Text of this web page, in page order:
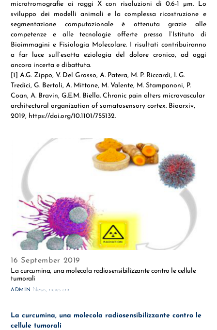
microtromografie ai raggi X con risoluzioni di 0.6-1 µm. Lo
sviluppo dei modelli animali e la complessa ricostruzione e
segmentazione computazionale è ottenuta grazie alle
competenze e alle tecnologie offerte presso l’Istituto di
Bioimmagini e Fisiologia Molecolare. I risultati contribuiranno
a far luce sull’esatta eziologia del dolore cronico, ad oggi
ancora incerta e dibattuta.
[1] A.G. Zippo, V. Del Grosso, A. Patera, M. P. Riccardi, I. G.
Tredici, G. Bertoli, A. Mittone, M. Valente, M. Stampanoni, P.
Coan, A. Bravin, G.E.M. Biella. Chronic pain alters microvascular
architectural organization of somatosensory cortex. Bioarxiv,
2019, https://doi.org/10.1101/755132.
16 September 2019
La curcumina, una molecola radiosensibilizzante contro le cellule
tumorali
ADMIN News, news cnr
La curcumina, una molecola radiosensibilizzante contro le
cellule tumorali